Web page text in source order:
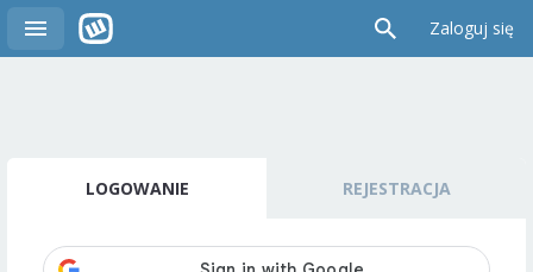
Zaloguj się
LOGOWANIE REJESTRACJA